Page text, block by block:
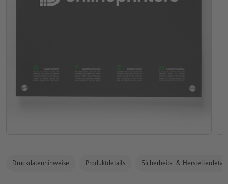
Druckdatenhinweise Produktdetails Sicherheits- &